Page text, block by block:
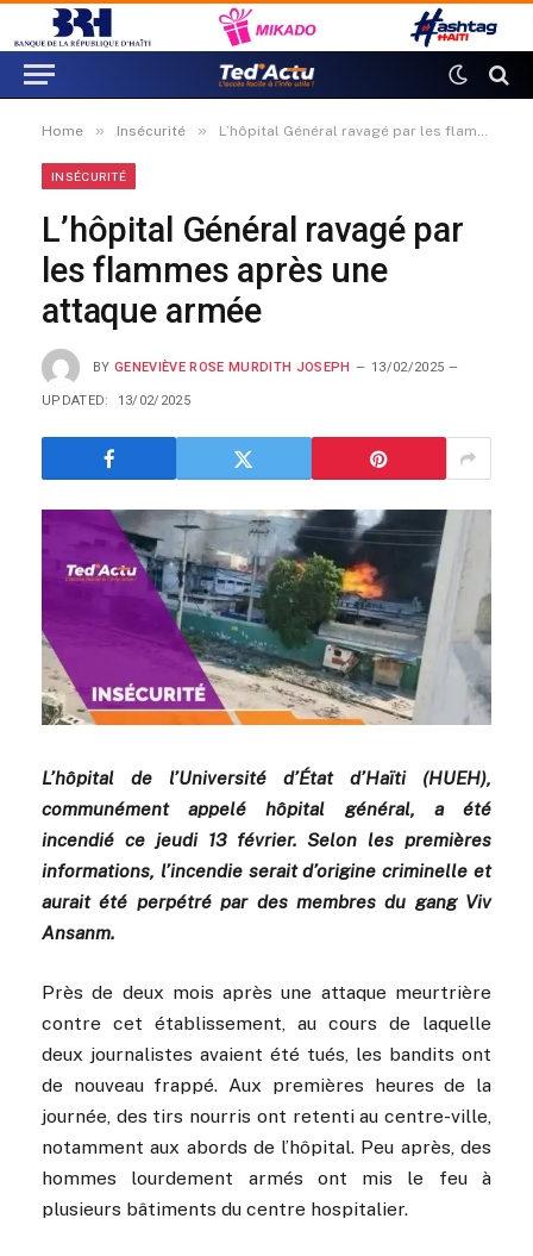
Home » Insécurité » L’hôpital Général ravagé par les flammes après une attaque armée
INSÉCURITÉ
L’hôpital Général ravagé par
les flammes après une
attaque armée
BY GENEVIÈVE ROSE MURDITH JOSEPH 13/02/2025
UPDATED: 13/02/2025
L’hôpital de l’Université d’État d’Haïti (HUEH),
communément appelé hôpital général, a été
incendié ce jeudi 13 février. Selon les premières
informations, l’incendie serait d’origine criminelle et
aurait été perpétré par des membres du gang Viv
Ansanm.
Près de deux mois après une attaque meurtrière
contre cet établissement, au cours de laquelle
deux journalistes avaient été tués, les bandits ont
de nouveau frappé. Aux premières heures de la
journée, des tirs nourris ont retenti au centre-ville,
notamment aux abords de l’hôpital. Peu après, des
hommes lourdement armés ont mis le feu à
plusieurs bâtiments du centre hospitalier.